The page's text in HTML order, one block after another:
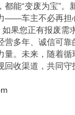
能“变废为宝”。
——车主不必再担
如果您正有报废需
营多年、诚信可
。未来，随着循
收渠道，共同守